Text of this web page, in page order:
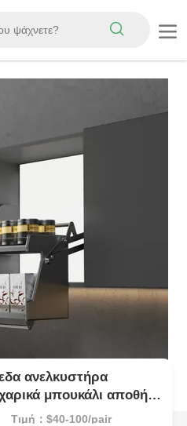
ανελκυστήρα
μπουκάλι αποθήκη
Τιμή：$40-100/pair